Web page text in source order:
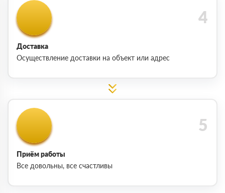
Доставка
Осуществление доставки на объект или адрес
Приём работы
Все довольны, все счастливы